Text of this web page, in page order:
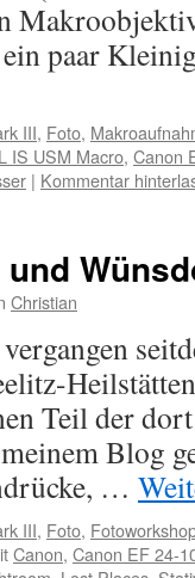
paar
III, Foto,
IS USM Macro, Canon
| Kommentar
Christian
Teil der
Blog
…
III, Foto,
Canon, Canon EF 24-